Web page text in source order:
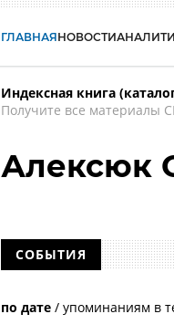
ГЛАВНАЯНОВОСТИ
Индексная книга
Получите все материалы
Алексюк
СОБЫТИЯ
по дате / упоминаниям в